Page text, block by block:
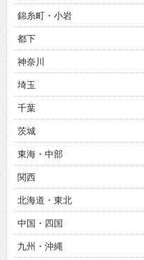
錦糸町・小岩
都下
神奈川
埼玉
千葉
茨城
東海・中部
関西
北海道・東北
中国・四国
九州・沖縄